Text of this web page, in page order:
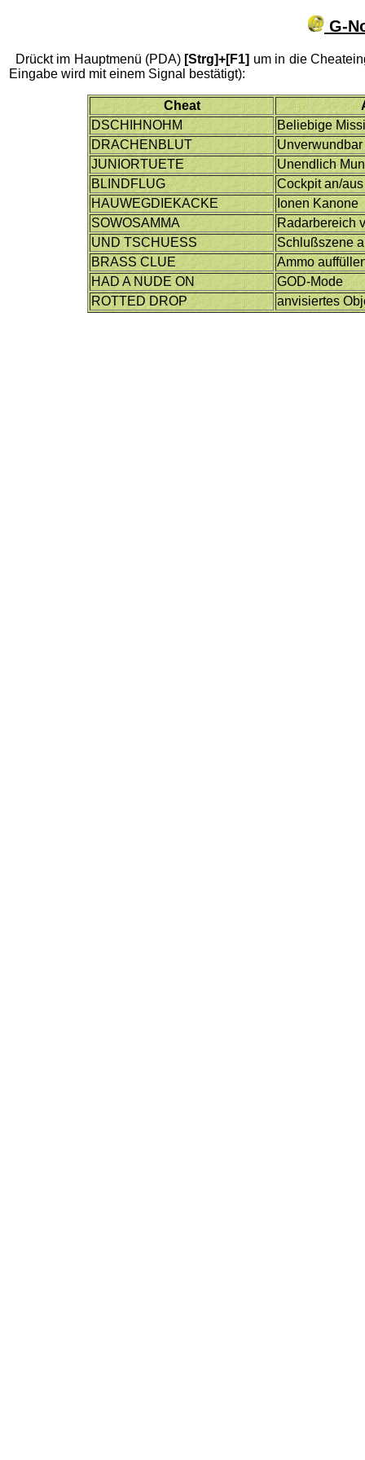
G-
Drückt im Hauptmenü (PDA) [Strg]+[F1] um in die
Eingabe wird mit einem Signal bestätigt):
Cheat
DSCHIHNOHM
Beliebige
DRACHENBLUT
Unverwundbar
JUNIORTUETE
Unendlich
BLINDFLUG
Cockpit an/aus
HAUWEGDIEKACKE
Ionen Kanone
SOWOSAMMA
Radarbereich
UND TSCHUESS
Schlußszene
BRASS CLUE
Ammo
HAD A NUDE ON
GOD-Mode
ROTTED DROP
anvisiertes